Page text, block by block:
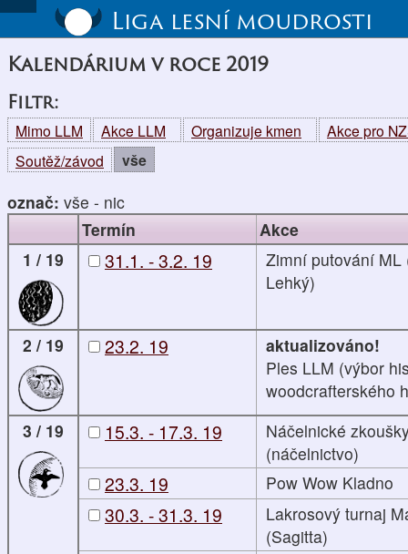
Liga lesní moudrosti
Kalendárium v roce 2019
Filtr:
Mimo LLM Akce LLM Organizuje kmen
Akce pro
Soutěž/závod
vše
označ: vše - nic
Termín
Akce
1 / 19
31.1. - 3.2. 19
Zimní putování ML
Lehký)
2 / 19 23.2. 19
aktualizováno!
Ples LLM (výbor
woodcrafterského
3 / 19
15.3. - 17.3. 19
Náčelnické
(náčelnictvo)
23.3. 19 Pow Wow Kladno
30.3. - 31.3. 19
Lakrosový turnaj
(Sagitta)